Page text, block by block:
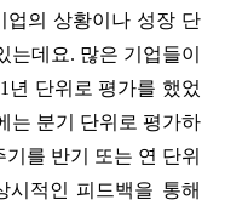
업의 상황이나 성장 단
데요. 많은 기업들이
년 단위로 평가를 했었
는 분기 단위로 평가하
를 반기 또는 연 단위
시적인 피드백을 통해